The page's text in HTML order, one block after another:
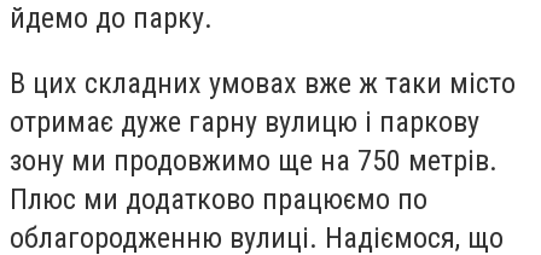
йдемо до парку.
В цих складних умовах вже ж таки місто
отримає дуже гарну вулицю і паркову
зону ми продовжимо ще на 750 метрів.
Плюс ми додатково працюємо по
облагородженню вулиці. Надіємося, що